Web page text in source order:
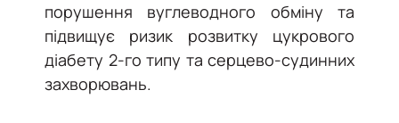
порушення вуглеводного обміну та
підвищує ризик розвитку цукрового
діабету 2-го типу та серцево-судинних
захворювань.